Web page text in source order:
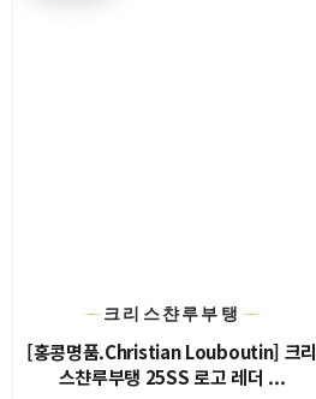
크리스챤루부탱
[홍콩명품.Christian Louboutin] 크리
스챤루부탱 25SS 로고 레더 ...